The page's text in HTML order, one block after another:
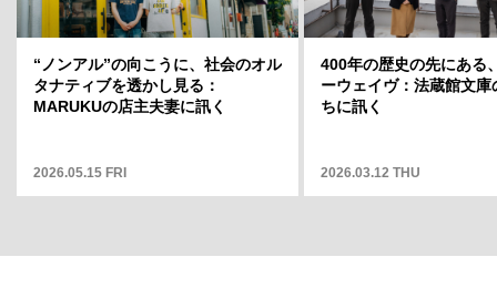
2025.05.01 THU
“ノンアル”の向こうに、社会のオル
タナティブを透かし見る：
MARUKUの店主夫妻に訊く
2026.05.15 FRI
400年の歴史の先にある
ーウェイヴ：法蔵館文庫
ちに訊く
2026.03.12 THU